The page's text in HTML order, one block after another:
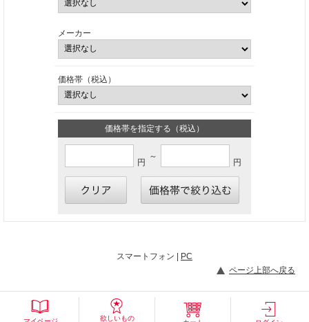
メーカー
価格帯（税込）
価格帯を指定する（税込）
円
～
円
スマートフォン | PC
ページ上部へ戻る
欲しいもの